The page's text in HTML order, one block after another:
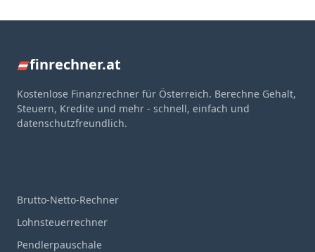
finrechner.at
Kostenlose Finanzrechner für Österreich. Berechne Gehalt,
Steuern, Kredite und mehr - schnell, einfach und
datenschutzfreundlich.
Brutto-Netto-Rechner
Lohnsteuerrechner
Pendlerpauschale